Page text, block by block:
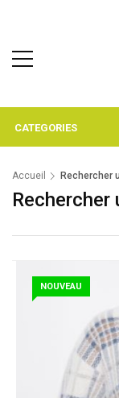
CATEGORIES
Accueil Rechercher
Rechercher
NOUVEAU